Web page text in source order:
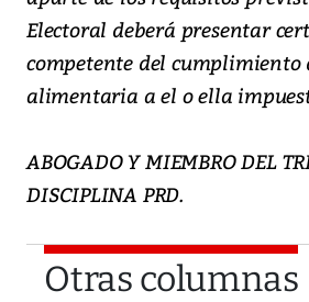
Electoral deberá presentar
competente del cumplimiento
alimentaria a el o ella
ABOGADO Y MIEMBRO DEL
DISCIPLINA PRD.
Otras columnas